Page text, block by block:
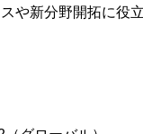
や新分野開拓に役